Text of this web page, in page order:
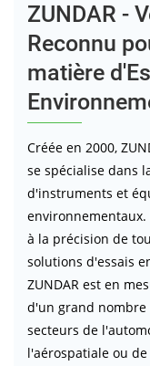
ZUNDAR -
Reconnu
matière
Créée en 2000,
se spécialise dans
d'instruments et
à la précision de
solutions d'essais
ZUNDAR est en
d'un grand nombre
secteurs de
l'aérospatiale ou